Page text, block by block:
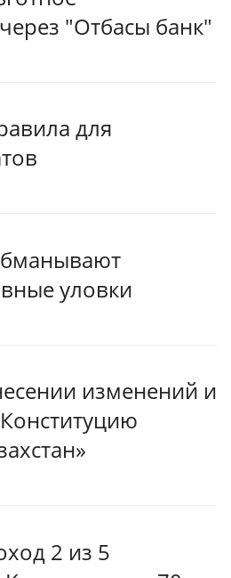
"Отбасы банк"
для
уловки
изменений и
2 из 5